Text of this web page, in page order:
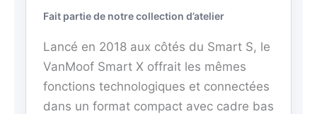
Fait partie de notre collection d’atelier
Lancé en 2018 aux côtés du Smart S, le
VanMoof Smart X offrait les mêmes
fonctions technologiques et connectées
dans un format compact avec cadre bas